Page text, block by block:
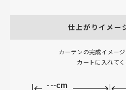
仕上がりイメー
カーテンの完成イメー
カートに入れて
---cm